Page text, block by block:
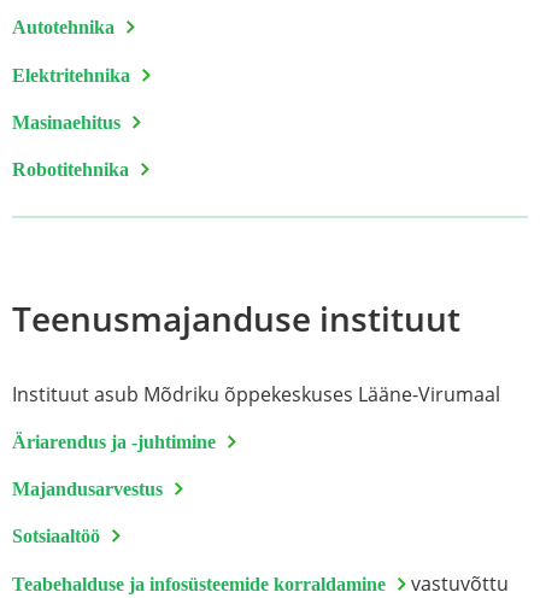
Autotehnika
Elektritehnika
Masinaehitus
Robotitehnika
Teenusmajanduse instituut
Instituut asub Mõdriku õppekeskuses Lääne-Virumaal
Äriarendus ja -juhtimine
Majandusarvestus
Sotsiaaltöö
Teabehalduse ja infosüsteemide korraldamine
vastuvõttu